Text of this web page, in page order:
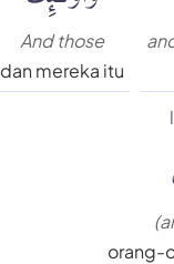
And those
dan mereka itu
orang-